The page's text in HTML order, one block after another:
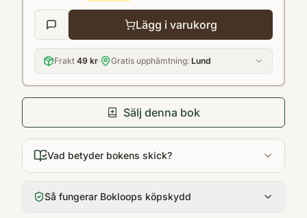
Lägg i varukorg
Frakt 49 kr· Gratis upphämtning: Lund
Sälj denna bok
Vad betyder bokens skick?
Så fungerar Bokloops köpskydd